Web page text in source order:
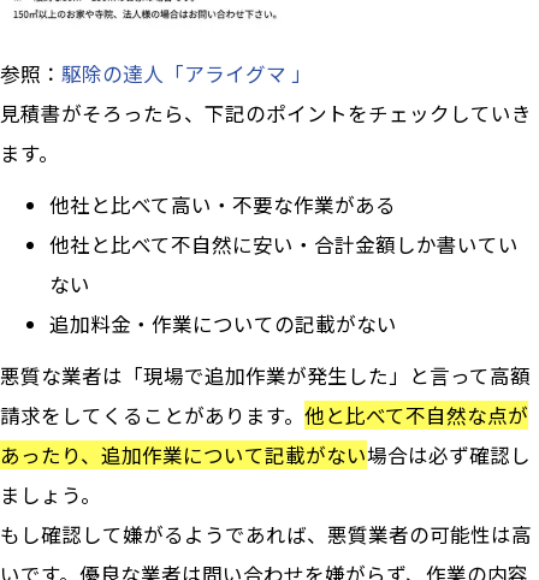
参照： 駆除の達人「アライグマ 」
見積書がそろったら、下記のポイントをチェックしていき
ます。
他社と比べて高い・不要な作業がある
他社と比べて不自然に安い・合計金額しか書いてい
ない
追加料金・作業についての記載がない
悪質な業者は「現場で追加作業が発生した」と言って高額
請求をしてくることがあります。 他と比べて不自然な点が
あったり、追加作業について記載がない場合は必ず確認し
ましょう。
もし確認して嫌がるようであれば、悪質業者の可能性は高
いです。優良な業者は問い合わせを嫌がらず、作業の内容